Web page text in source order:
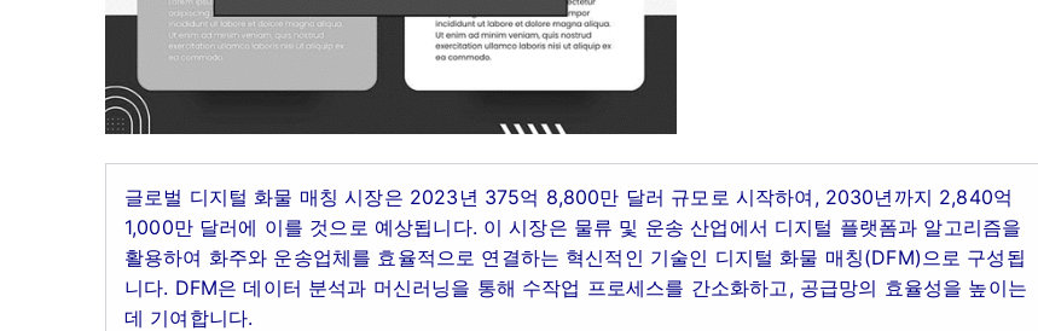
글로벌 디지털 화물 매칭 시장은 2023년 375억 8,800만 달러 규모로 시작하여, 2030년까지 2,840억
1,000만 달러에 이를 것으로 예상됩니다. 이 시장은 물류 및 운송 산업에서 디지털 플랫폼과 알고리즘을
활용하여 화주와 운송업체를 효율적으로 연결하는 혁신적인 기술인 디지털 화물 매칭(DFM)으로 구성됩
니다. DFM은 데이터 분석과 머신러닝을 통해 수작업 프로세스를 간소화하고, 공급망의 효율성을 높이는
데 기여합니다.